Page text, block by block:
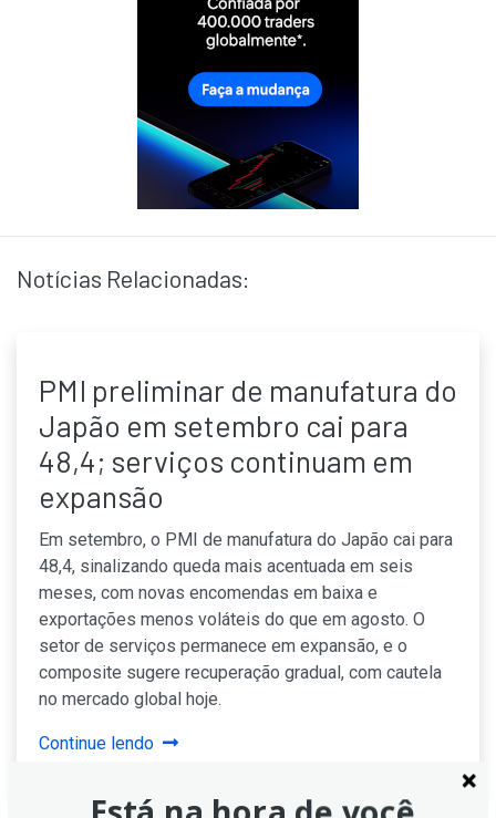
Notícias Relacionadas:
PMI preliminar de manufatura do
Japão em setembro cai para
48,4; serviços continuam em
expansão
Em setembro, o PMI de manufatura do Japão cai para
48,4, sinalizando queda mais acentuada em seis
meses, com novas encomendas em baixa e
exportações menos voláteis do que em agosto. O
setor de serviços permanece em expansão, e o
composite sugere recuperação gradual, com cautela
no mercado global hoje.
Continue lendo